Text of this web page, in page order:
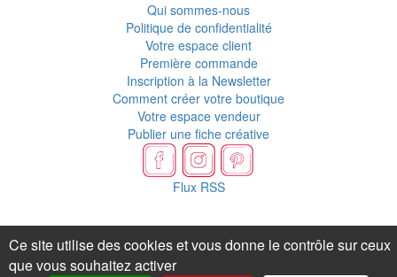
Qui sommes-nous
Politique de confidentialité
Votre espace client
Première commande
Inscription à la Newsletter
Comment créer votre boutique
Votre espace vendeur
Publier une fiche créative
Flux RSS
Ce site utilise des cookies et vous donne le contrôle sur ceux
que vous souhaitez activer